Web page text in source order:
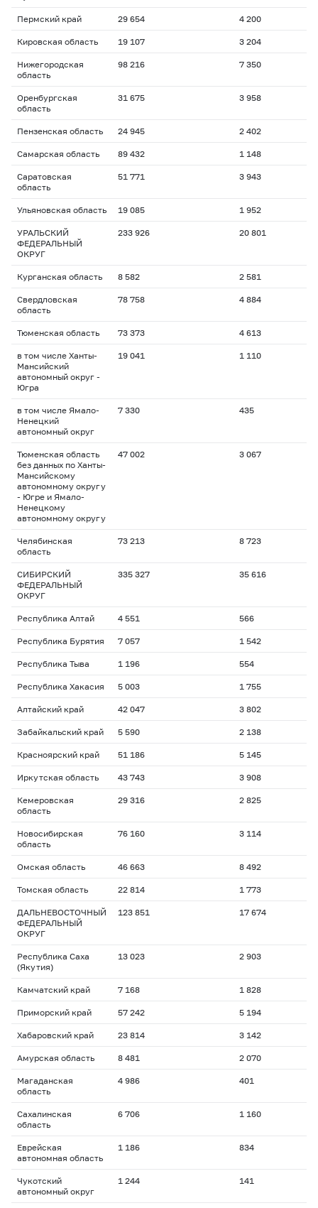
Пермский край 29 654 4 200
Кировская область 19 107 3 204
Нижегородская
область
98 216 7 350
Оренбургская
область
31 675 3 958
Пензенская область 24 945 2 402
Самарская область 89 432 1 148
Саратовская
область
51 771 3 943
Ульяновская область 19 085 1 952
УРАЛЬСКИЙ
ФЕДЕРАЛЬНЫЙ
ОКРУГ
233 926 20 801
Курганская область 8 582 2 581
Свердловская
область
78 758 4 884
Тюменская область 73 373 4 613
в том числе Ханты-
Мансийский
автономный округ -
Югра
19 041 1 110
в том числе Ямало-
Ненецкий
автономный округ
7 330 435
Тюменская область
без данных по Ханты-
Мансийскому
автономному округу
- Югре и Ямало-
Ненецкому
автономному округу
47 002 3 067
Челябинская
область
73 213 8 723
СИБИРСКИЙ
ФЕДЕРАЛЬНЫЙ
ОКРУГ
335 327 35 616
Республика Алтай 4 551 566
Республика Бурятия 7 057 1 542
Республика Тыва 1 196 554
Республика Хакасия 5 003 1 755
Алтайский край 42 047 3 802
Забайкальский край 5 590 2 138
Красноярский край 51 186 5 145
Иркутская область 43 743 3 908
Кемеровская
область
29 316 2 825
Новосибирская
область
76 160 3 114
Омская область 46 663 8 492
Томская область 22 814 1 773
ДАЛЬНЕВОСТОЧНЫЙ
ФЕДЕРАЛЬНЫЙ
ОКРУГ
123 851 17 674
Республика Саха
(Якутия)
13 023 2 903
Камчатский край 7 168 1 828
Приморский край 57 242 5 194
Хабаровский край 23 814 3 142
Амурская область 8 481 2 070
Магаданская
область
4 986 401
Сахалинская
область
6 706 1 160
Еврейская
автономная область
1 186 834
Чукотский
автономный округ
1 244 141